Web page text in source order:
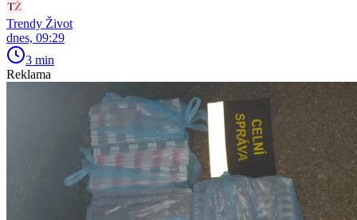
Trendy Život
dnes, 09:29
3 min
Reklama